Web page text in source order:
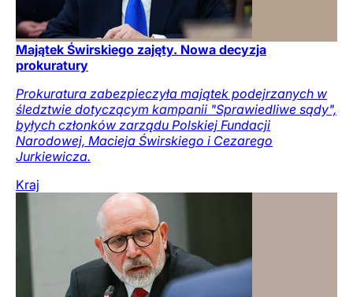
Majątek Świrskiego zajęty. Nowa decyzja
prokuratury
Prokuratura zabezpieczyła majątek podejrzanych w
śledztwie dotyczącym kampanii "Sprawiedliwe sądy",
byłych członków zarządu Polskiej Fundacji
Narodowej, Macieja Świrskiego i Cezarego
Jurkiewicza.
Kraj